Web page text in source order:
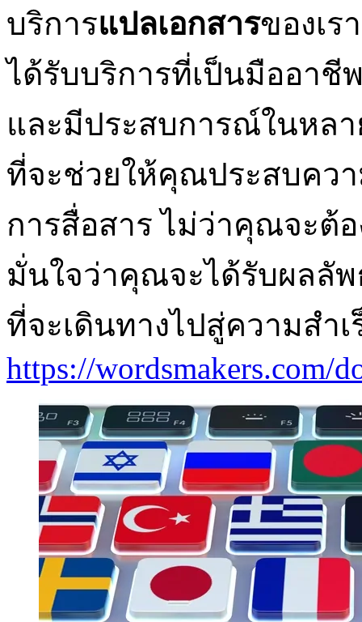
บริการแปลเอกสารของเ
ได้รับบริการที่เป็นมืออาชี
และมีประสบการณ์ในหล
ที่จะช่วยให้คุณประสบควา
การสื่อสาร ไม่ว่าคุณจะต้อ
มั่นใจว่าคุณจะได้รับผลลั
ที่จะเดินทางไปสู่ความสำ
https://wordsmakers.com/